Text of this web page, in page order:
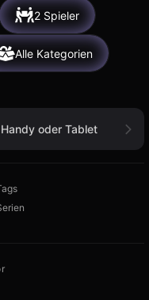
2 Spieler
Alle Kategorien
oder Tablet